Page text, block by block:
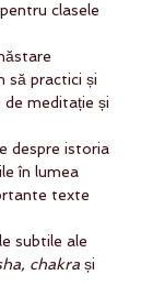
clasele
să practici și
de meditație și
despre istoria
în lumea
texte
subtile ale
chakra și